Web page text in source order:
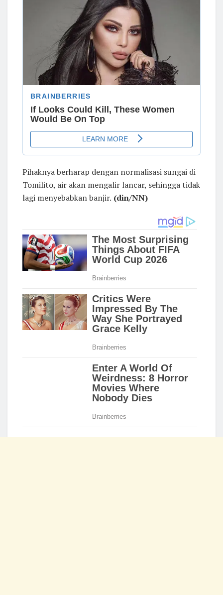
Pihaknya berharap dengan normalisasi sungai di
Tomilito, air akan mengalir lancar, sehingga tidak
lagi menyebabkan banjir. (din/NN)